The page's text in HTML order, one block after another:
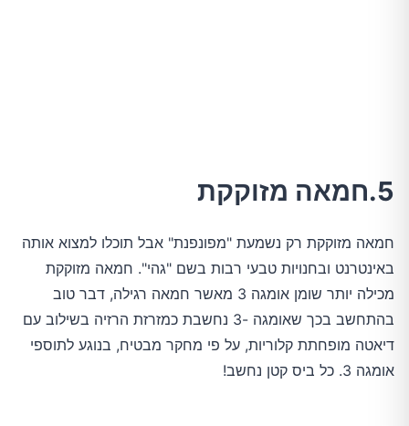
5.חמאה מזוקקת
חמאה מזוקקת רק נשמעת "מפונפנת" אבל תוכלו למצוא אותה
באינטרנט ובחנויות טבעי רבות בשם "גהי". חמאה מזוקקת
מכילה יותר שומן אומגה 3 מאשר חמאה רגילה, דבר טוב
בהתחשב בכך שאומגה -3 נחשבת כמזרזת הרזיה בשילוב עם
דיאטה מופחתת קלוריות, על פי מחקר מבטיח, בנוגע לתוספי
אומגה 3. כל ביס קטן נחשב!